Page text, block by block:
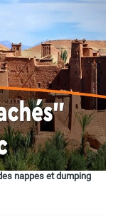
nappes et dumping